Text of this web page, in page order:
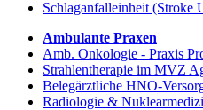
Schlaganfalleinheit (Stroke
Ambulante Praxen
Amb. Onkologie - Praxis
Strahlentherapie im MVZ
Belegärztliche HNO-
Radiologie &